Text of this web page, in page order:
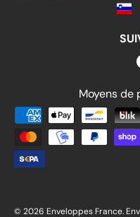
Moyens de
© 2026 Enveloppes France.